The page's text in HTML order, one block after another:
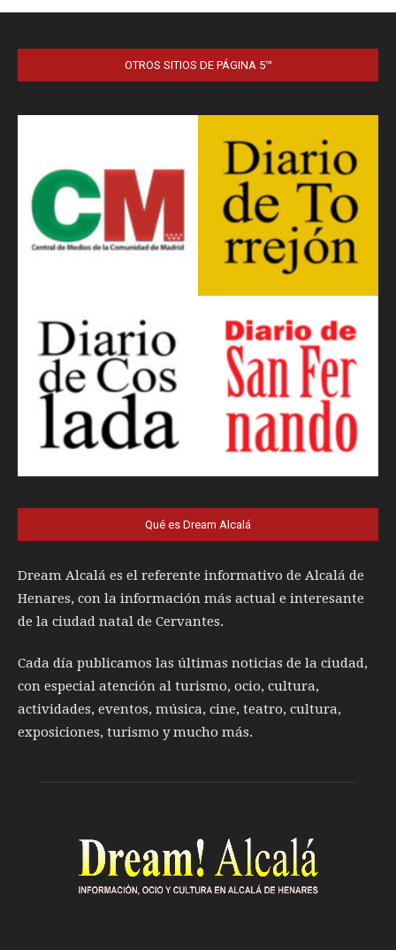
OTROS SITIOS DE PÁGINA 5™
Qué es Dream Alcalá
Dream Alcalá es el referente informativo de Alcalá de
Henares, con la información más actual e interesante
de la ciudad natal de Cervantes.
Cada día publicamos las últimas noticias de la ciudad,
con especial atención al turismo, ocio, cultura,
actividades, eventos, música, cine, teatro, cultura,
exposiciones, turismo y mucho más.